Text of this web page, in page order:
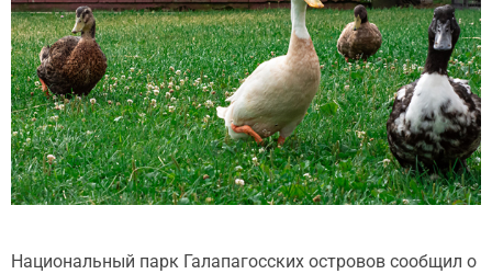
Национальный парк Галапагосских островов сообщил о